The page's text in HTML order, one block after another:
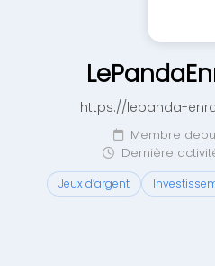
https://lepanda-
Membre
Dernière
Jeux d’argent